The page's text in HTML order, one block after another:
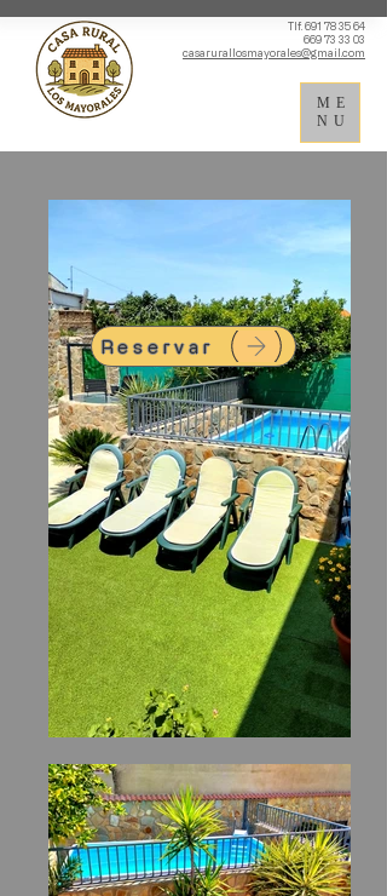
Tlf. 691 78 35 64
669 73 33 03
casarurallosmayorales@gmail.com
ME
NU
Reservar